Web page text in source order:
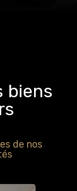
biens
de nos